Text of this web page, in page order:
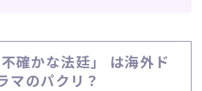
不確かな法廷」 は海外ド
マのパクリ？